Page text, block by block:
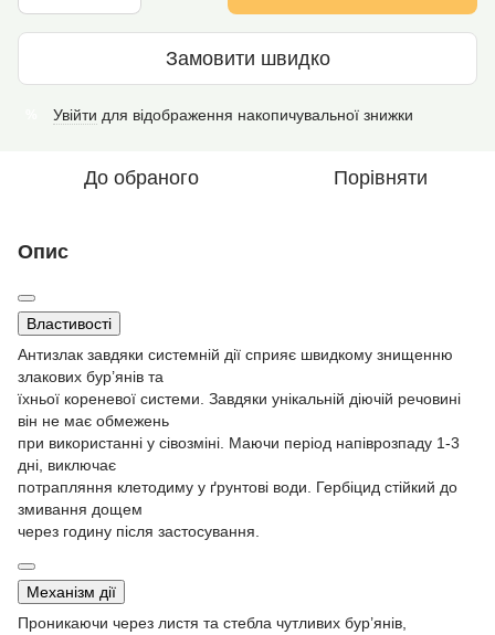
Замовити швидко
Увійти для відображення накопичувальної знижки
До обраного Порівняти
Опис
Властивості
Антизлак завдяки системній дії сприяє швидкому знищенню
злакових бур’янів та
їхньої кореневої системи. Завдяки унікальній діючій речовині
він не має обмежень
при використанні у сівозміні. Маючи період напіврозпаду 1-3
дні, виключає
потрапляння клетодиму у ґрунтові води. Гербіцид стійкий до
змивання дощем
через годину після застосування.
Механізм дії
Проникаючи через листя та стебла чутливих бур’янів,